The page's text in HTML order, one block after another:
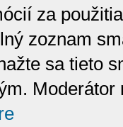
za
zoznam
sa tieto